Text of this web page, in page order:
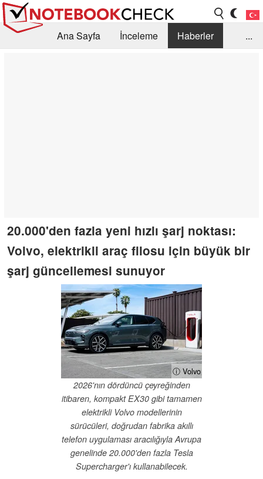
Ana Sayfa İnceleme
Haberler
...
20.000'den fazla yeni hızlı şarj noktası:
Volvo, elektrikli araç filosu için büyük bir
şarj güncellemesi sunuyor
ⓘ Volvo
2026'nın dördüncü çeyreğinden
itibaren, kompakt EX30 gibi tamamen
elektrikli Volvo modellerinin
sürücüleri, doğrudan fabrika akıllı
telefon uygulaması aracılığıyla Avrupa
genelinde 20.000'den fazla Tesla
Supercharger'ı kullanabilecek.